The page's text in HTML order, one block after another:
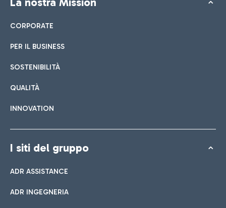
CORPORATE
PER IL BUSINESS
SOSTENIBILITÀ
QUALITÀ
INNOVATION
I siti del gruppo
ADR ASSISTANCE
ADR INGEGNERIA